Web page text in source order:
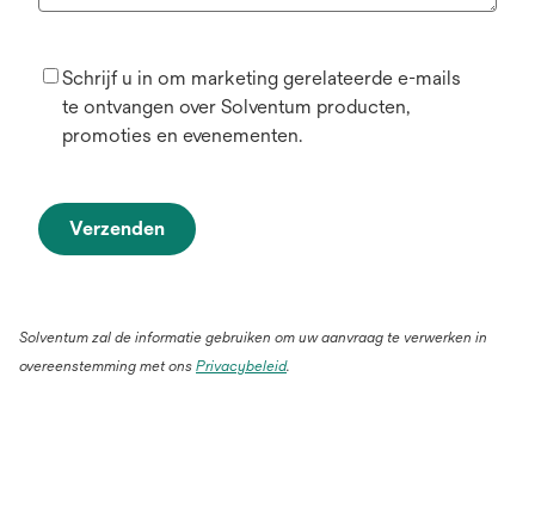
Schrijf u in om marketing gerelateerde e-mails
te ontvangen over Solventum producten,
promoties en evenementen.
Verzenden
Solventum zal de informatie gebruiken om uw aanvraag te verwerken in
overeenstemming met ons Privacybeleid.